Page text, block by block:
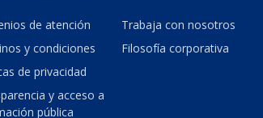
de atención
y condiciones
de privacidad
y acceso a
pública
Trabaja con nosotros
Filosofía corporativa